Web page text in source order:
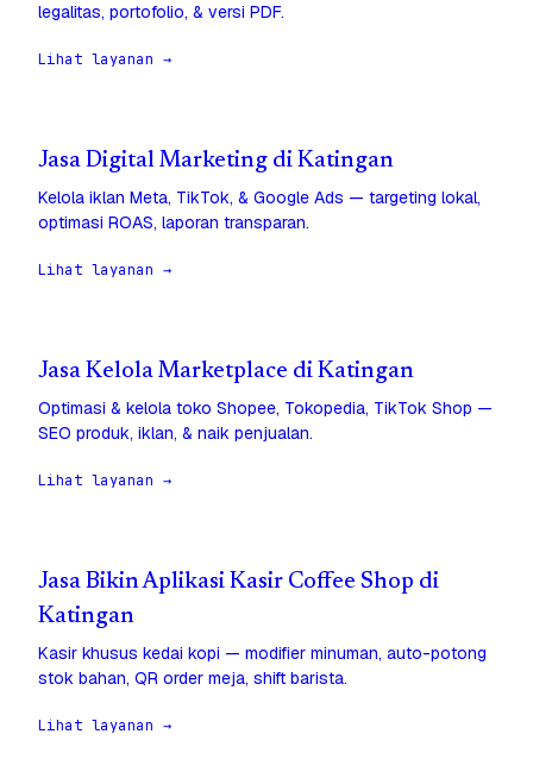
legalitas, portofolio, & versi PDF.
Lihat layanan →
Jasa Digital Marketing di Katingan
Kelola iklan Meta, TikTok, & Google Ads — targeting lokal,
optimasi ROAS, laporan transparan.
Lihat layanan →
Jasa Kelola Marketplace di Katingan
Optimasi & kelola toko Shopee, Tokopedia, TikTok Shop —
SEO produk, iklan, & naik penjualan.
Lihat layanan →
Jasa Bikin Aplikasi Kasir Coffee Shop di
Katingan
Kasir khusus kedai kopi — modifier minuman, auto-potong
stok bahan, QR order meja, shift barista.
Lihat layanan →